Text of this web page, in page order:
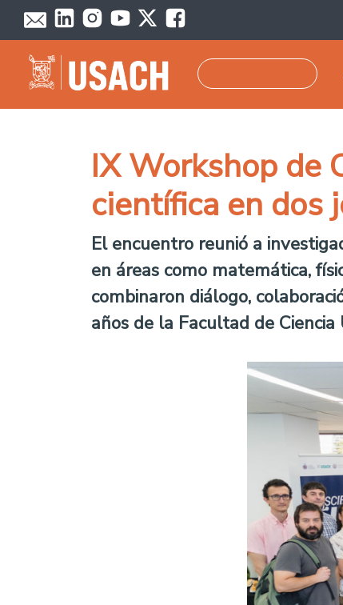
Pasar al contenido principal
IX Workshop de
científica en dos
El encuentro reunió a
en áreas como matemática,
combinaron diálogo,
años de la Facultad de Ciencia